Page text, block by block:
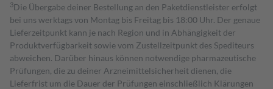
3Die Übergabe deiner Bestellung an den Paketdienstleister erfolgt
bei uns werktags von Montag bis Freitag bis 18:00 Uhr. Der genaue
Lieferzeitpunkt kann je nach Region und in Abhängigkeit der
Produktverfügbarkeit sowie vom Zustellzeitpunkt des Spediteurs
abweichen. Darüber hinaus können notwendige pharmazeutische
Prüfungen, die zu deiner Arzneimittelsicherheit dienen, die
Lieferfrist um die Dauer der Prüfungen einschließlich Klärungen